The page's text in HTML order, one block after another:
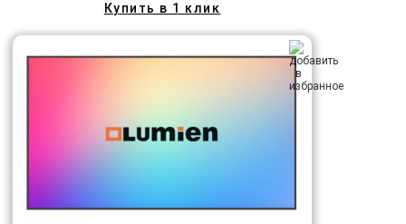
Купить в 1 клик